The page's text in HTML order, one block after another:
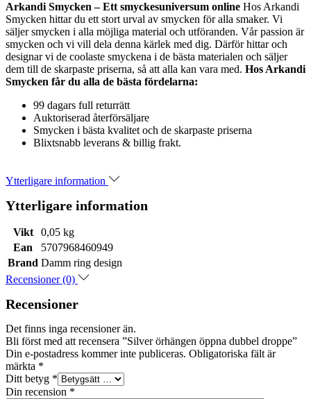
Arkandi Smycken – Ett smyckesuniversum online Hos Arkandi
Smycken hittar du ett stort urval av smycken för alla smaker. Vi
säljer smycken i alla möjliga material och utföranden. Vår passion är
smycken och vi vill dela denna kärlek med dig. Därför hittar och
designar vi de coolaste smyckena i de bästa materialen och säljer
dem till de skarpaste priserna, så att alla kan vara med. Hos Arkandi
Smycken får du alla de bästa fördelarna:
99 dagars full returrätt
Auktoriserad återförsäljare
Smycken i bästa kvalitet och de skarpaste priserna
Blixtsnabb leverans & billig frakt.
Ytterligare information
Ytterligare information
Vikt
0,05 kg
Ean
5707968460949
Brand Damm ring design
Recensioner (0)
Recensioner
Det finns inga recensioner än.
Bli först med att recensera ”Silver örhängen öppna dubbel droppe”
Din e-postadress kommer inte publiceras. Obligatoriska fält är
märkta *
Ditt betyg *
Din recension *